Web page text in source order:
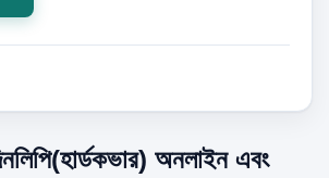
অনলাইন এবং